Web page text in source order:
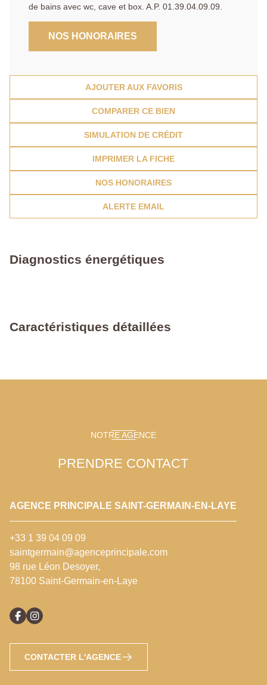
de bains avec wc, cave et box. A.P. 01.39.04.09.09.
NOS HONORAIRES
AJOUTER AUX FAVORIS
COMPARER CE BIEN
SIMULATION DE CRÉDIT
IMPRIMER LA FICHE
NOS HONORAIRES
ALERTE EMAIL
Diagnostics énergétiques
Caractéristiques détaillées
NOTRE AGENCE
PRENDRE CONTACT
AGENCE PRINCIPALE SAINT-GERMAIN-EN-LAYE
+33 1 39 04 09 09
saintgermain@agenceprincipale.com
98 rue Léon Desoyer,
78100 Saint-Germain-en-Laye
CONTACTER L'AGENCE